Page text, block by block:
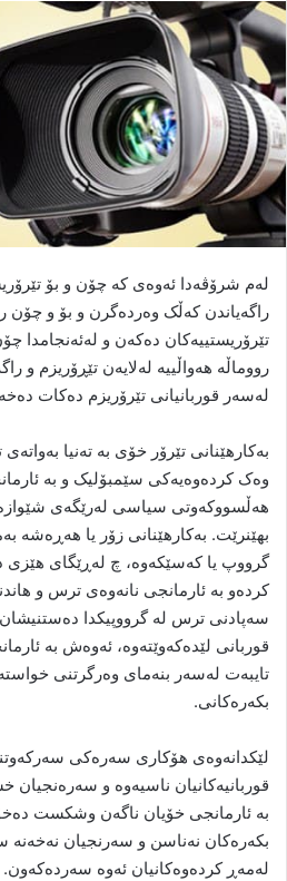
ل
ا
ی
م
ی
ل
لەم شرۆڤەدا ئەوەی کە چۆن و بۆ
راگەیاندن کەڵک وەردەگرن و بۆ و چۆن
تێرۆریستییەکان دەکەن و لەئەنجامدا
رووماڵە هەواڵییە لەلایەن تێڕۆریزم و
لەسەر قوربانیانی تێرۆریزم دەکات
بەکارهێنانی تێرۆر خۆی بە تەنیا
وەک کردەوەیەکی سێمبۆلیک و بە
هەڵسووکەوتی سیاسی لەرێگەی شێوازە
بهێنرێت. بەکارهێنانی زۆر یا هەڕەشە
گرووپ یا کەسێکەوە، چ لەڕێگای هێزی
کردەو بە ئارمانجی نانەوەی ترس و
سەپادنی ترس لە گرووپیکدا
قوربانی لێدەکەوێتەوە، ئەوەش بە
تایبەت لەسەر بنەمای وەرگرتنی
بکەرەکانی.
لێکدانەوەی هۆکاری سەرەکی
قوربانیەکانیان ناسیەوە و سەرەنجیان
بە ئارمانجی خۆیان ناگەن وشکست
بکەرەکان نەناسن و سەرنجیان نەخەنە
لەمەڕ کردەوەکانیان ئەوە سەردەکەون.